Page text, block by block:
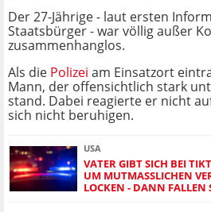
Der 27-Jährige - laut ersten
Staatsbürger - war völlig außer
zusammenhanglos.
Als die Polizei am Einsatzort
Mann, der offensichtlich stark
stand. Dabei reagierte er nicht
sich nicht beruhigen.
USA
VATER GIBT SICH BEI
UM MUTMASSLICHEN
OCKEN - DANN FALLEN